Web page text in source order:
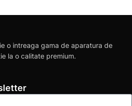
o intreaga gama de aparatura de
la o calitate premium.